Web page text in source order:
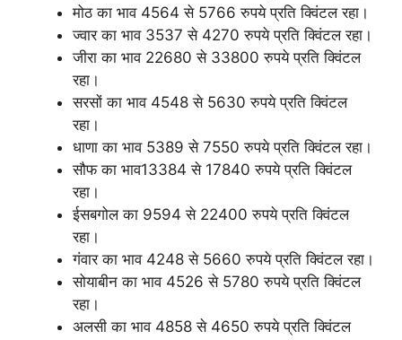
मोठ का भाव 4564 से 5766 रुपये प्रति क्विंटल रहा।
ज्वार का भाव 3537 से 4270 रुपये प्रति क्विंटल रहा।
जीरा का भाव 22680 से 33800 रुपये प्रति क्विंटल
रहा।
सरसों का भाव 4548 से 5630 रुपये प्रति क्विंटल
रहा।
धाणा का भाव 5389 से 7550 रुपये प्रति क्विंटल रहा।
सौफ का भाव13384 से 17840 रुपये प्रति क्विंटल
रहा।
ईसबगोल का 9594 से 22400 रुपये प्रति क्विंटल
रहा।
गंवार का भाव 4248 से 5660 रुपये प्रति क्विंटल रहा।
सोयाबीन का भाव 4526 से 5780 रुपये प्रति क्विंटल
रहा।
अलसी का भाव 4858 से 4650 रुपये प्रति क्विंटल